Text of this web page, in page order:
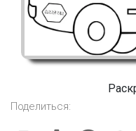
Поделиться: